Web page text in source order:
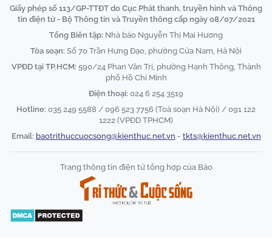
Giấy phép số 113/GP-TTĐT do Cục Phát thanh, truyền hình và Thông
tin điện tử - Bộ Thông tin và Truyền thông cấp ngày 08/07/2021
Tổng Biên tập: Nhà báo Nguyễn Thị Mai Hương
Tòa soạn: Số 70 Trần Hưng Đạo, phường Cửa Nam, Hà Nội
VPĐD tại TP.HCM: 590/24 Phan Văn Trị, phường Hạnh Thông, Thành
phố Hồ Chí Minh
Điện thoại: 024 6 254 3519
Hotline: 035 249 5588 / 096 523 7756 (Toà soạn Hà Nội) / 091 122
1222 (VPĐD TPHCM)
Email: baotrithuccuocsong@kienthuc.net.vn - tkts@kienthuc.net.vn
Trang thông tin điện tử tổng hợp của Báo